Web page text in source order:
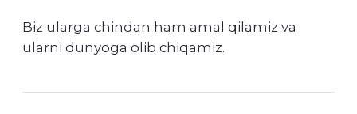
Yangi g‘oyalar va harakatlar
Fikrlashdagi cheksizlik (qoliplardan
tashqariga chiqish)